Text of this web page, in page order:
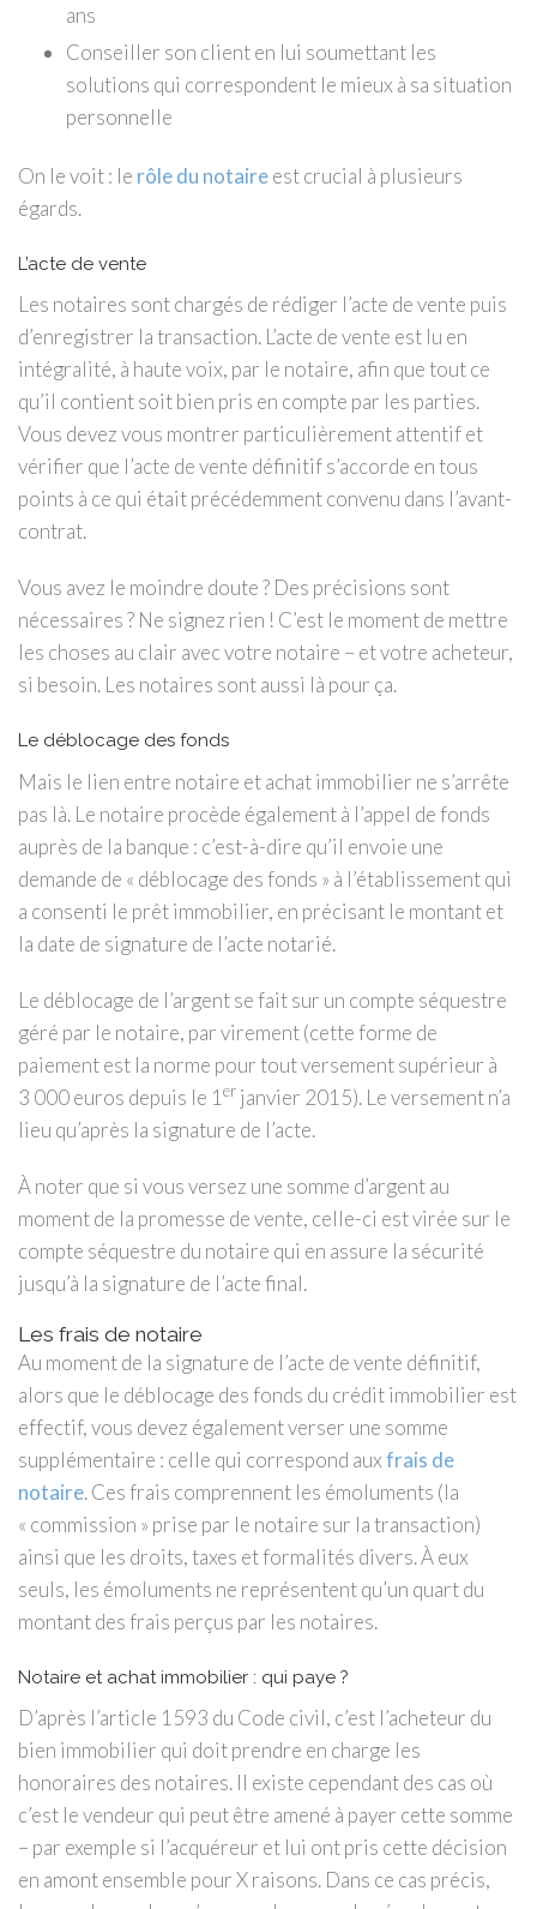
ans
Conseiller son client en lui soumettant les
solutions qui correspondent le mieux à sa situation
personnelle
On le voit : le rôle du notaireest crucial à plusieurs
égards.
L’acte de vente
Les notaires sont chargés de rédiger l’acte de vente puis
d’enregistrer la transaction. L’acte de vente est lu en
intégralité, à haute voix, par le notaire, afin que tout ce
qu’il contient soit bien pris en compte par les parties.
Vous devez vous montrer particulièrement attentif et
vérifier que l’acte de vente définitif s’accorde en tous
points à ce qui était précédemment convenu dans l’avant-
contrat.
Vous avez le moindre doute ? Des précisions sont
nécessaires ? Ne signez rien ! C’est le moment de mettre
les choses au clair avec votre notaire – et votre acheteur,
si besoin. Les notaires sont aussi là pour ça.
Le déblocage des fonds
Mais le lien entre notaire et achat immobilier ne s’arrête
pas là. Le notaire procède également à l’appel de fonds
auprès de la banque : c’est-à-dire qu’il envoie une
demande de « déblocage des fonds » à l’établissement qui
a consenti le prêt immobilier, en précisant le montant et
la date de signature de l’acte notarié.
Le déblocage de l’argent se fait sur un compte séquestre
géré par le notaire, par virement (cette forme de
paiement est la norme pour tout versement supérieur à
3 000 euros depuis le 1 er janvier 2015). Le versement n’a
lieu qu’après la signature de l’acte.
À noter que si vous versez une somme d’argent au
moment de la promesse de vente, celle-ci est virée sur le
compte séquestre du notaire qui en assure la sécurité
jusqu’à la signature de l’acte final.
Les frais de notaire
Au moment de la signature de l’acte de vente définitif,
alors que le déblocage des fonds du crédit immobilier est
effectif, vous devez également verser une somme
supplémentaire : celle qui correspond auxfrais de
notaire. Ces frais comprennent les émoluments (la
« commission » prise par le notaire sur la transaction)
ainsi que les droits, taxes et formalités divers. À eux
seuls, les émoluments ne représentent qu’un quart du
montant des frais perçus par les notaires.
Notaire et achat immobilier : qui paye ?
D’après l’article 1593 du Code civil, c’est l’acheteur du
bien immobilier qui doit prendre en charge les
honoraires des notaires. Il existe cependant des cas où
c’est le vendeur qui peut être amené à payer cette somme
– par exemple si l’acquéreur et lui ont pris cette décision
en amont ensemble pour X raisons. Dans ce cas précis,